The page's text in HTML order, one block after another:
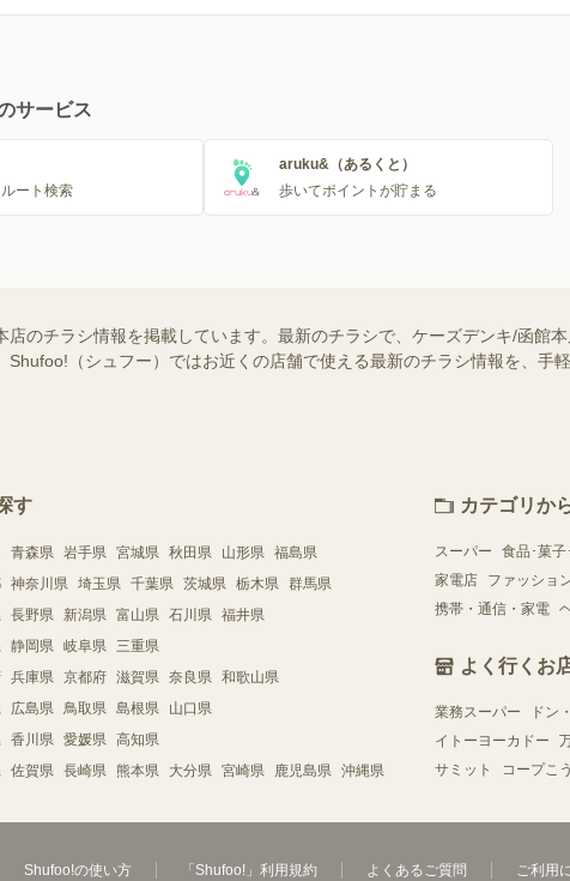
サービス
ート検索
aruku&（あるくと）
歩いてポイントが貯まる
店のチラシ情報を掲載しています。最新のチラシで、ケーズデンキ/函館
Shufoo!（シュフー）ではお近くの店舗で使える最新のチラシ情報を、手
す
青森県 岩手県 宮城県 秋田県 山形県 福島県
神奈川県 埼玉県 千葉県 茨城県 栃木県 群馬県
長野県 新潟県 富山県 石川県 福井県
静岡県 岐阜県 三重県
兵庫県 京都府 滋賀県 奈良県 和歌山県
広島県 鳥取県 島根県 山口県
香川県 愛媛県 高知県
佐賀県 長崎県 熊本県 大分県 宮崎県 鹿児島県 沖縄県
カテゴリか
スーパー 食品･菓子
家電店
ファッショ
携帯・通信・家電
よく行くお
業務スーパー ドン
イトーヨーカドー
サミット
コープこ
Shufoo!の使い方 「Shufoo!」利用規約 よくあるご質問 ご利用